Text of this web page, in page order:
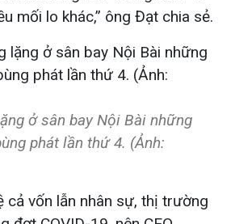
mối lo khác,” ông Đạt chia sẻ.
ở sân bay Nội Bài những
phát lần thứ 4. (Ảnh:
cả vốn lẫn nhân sự, thị trường